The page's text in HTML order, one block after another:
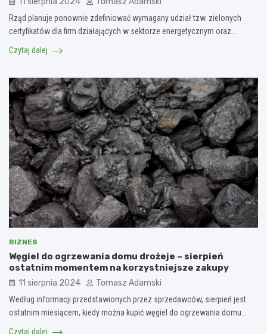
Rząd planuje ponownie zdefiniować wymagany udział tzw. zielonych
certyfikatów dla firm działających w sektorze energetycznym oraz…
Czytaj dalej
BIZNES
Węgiel do ogrzewania domu drożeje – sierpień
ostatnim momentem na korzystniejsze zakupy
11 sierpnia 2024 Tomasz Adamski
Według informacji przedstawionych przez sprzedawców, sierpień jest
ostatnim miesiącem, kiedy można kupić węgiel do ogrzewania domu…
Czytaj dalej